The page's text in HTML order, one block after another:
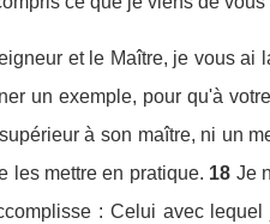
et le Maître, je vous ai
un exemple, pour qu'à
à son maître, ni un
les mettre en pratique. 18 Je
: Celui avec